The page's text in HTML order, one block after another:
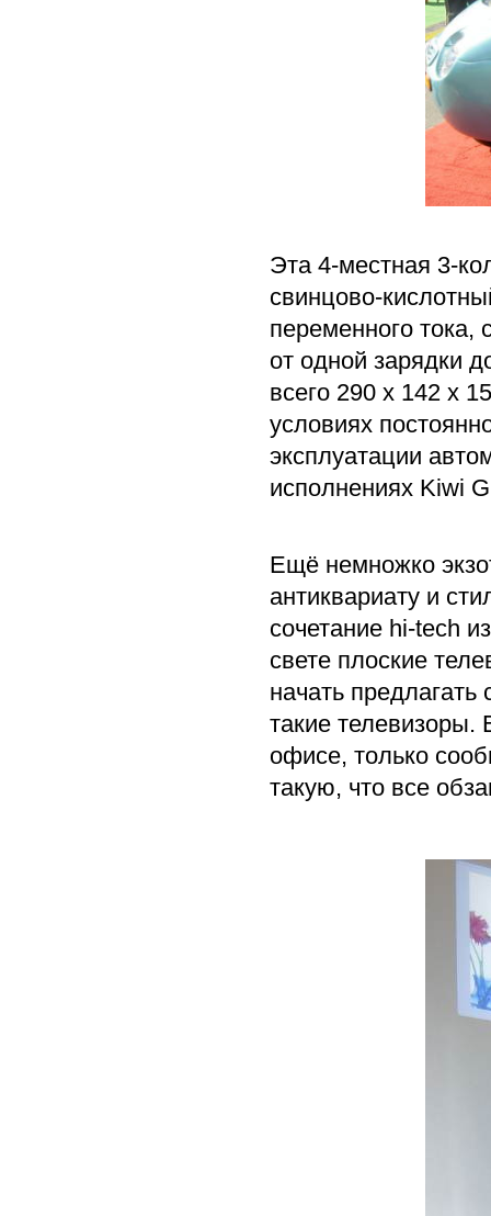
Эта 4-местная 3-
свинцово-
переменного тока,
от одной зарядки
всего 290 x 142 x
условиях
эксплуатации
исполнениях Kiwi
Ещё немножко
антиквариату и
сочетание hi-tech
свете плоские
начать
такие телевизоры.
офисе, только
такую, что все